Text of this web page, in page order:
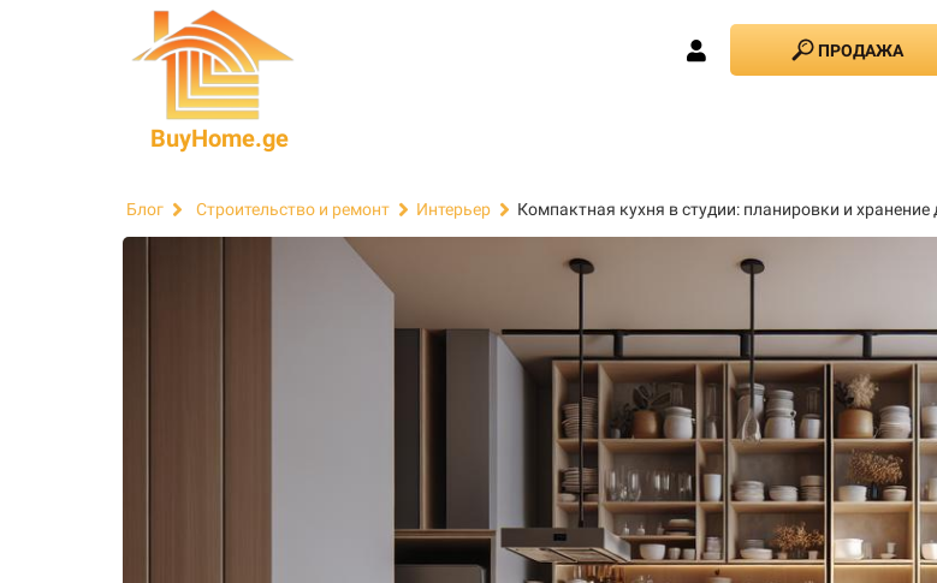
BuyHome.ge
ПРОДАЖА
Блог Строительство и ремонт Интерьер Компактная кухня в студии: планировки и